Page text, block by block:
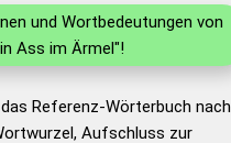
und Wortbedeutungen von
Ass im Ärmel"!
Referenz-Wörterbuch nach
Aufschluss zur